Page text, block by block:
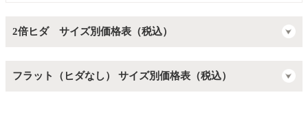
2倍ヒダ サイズ別価格表（税込）
フラット（ヒダなし） サイズ別価格表（税込）